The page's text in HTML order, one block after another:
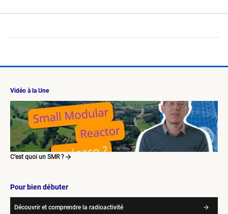
Vidéo à la Une
C’est quoi un SMR ?
Pour bien débuter
Découvrir et comprendre la radioactivité